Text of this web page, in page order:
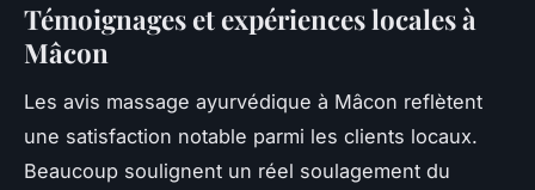
Témoignages et expériences locales à
Mâcon
Les avis massage ayurvédique à Mâcon reflètent
une satisfaction notable parmi les clients locaux.
Beaucoup soulignent un réel soulagement du